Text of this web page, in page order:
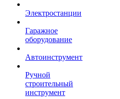
Электростанции
Гаражное
оборудование
Автоинструмент
Ручной
строительный
инструмент